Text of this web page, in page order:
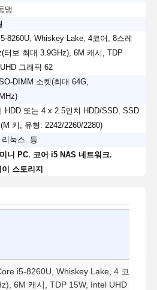
맹
8260U, Whiskey Lake, 4코어, 8스레
터보 최대 3.9GHz), 6M 캐시, TDP
그래픽 62
DIMM 소켓(최대 64G,
HDD 또는 4 x 2.5인치 HDD/SSD, SSD
키, 유형: 2242/2260/2280)
눅스. 등
니 PC 코어 i5 NAS 네트워크
스토리지
i5-8260U, Whiskey Lake, 4 코어, 8
6M 캐시, TDP 15W, Intel UHD